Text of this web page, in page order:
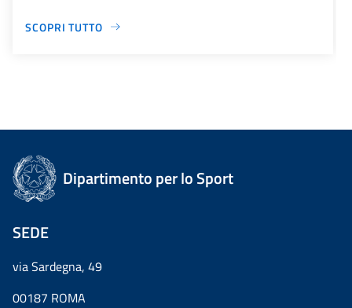
SCOPRI TUTTO
Dipartimento per lo Sport
SEDE
via Sardegna, 49
00187 ROMA